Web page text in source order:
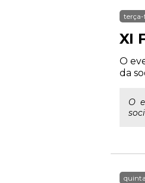
terça-
XI
O
da
O